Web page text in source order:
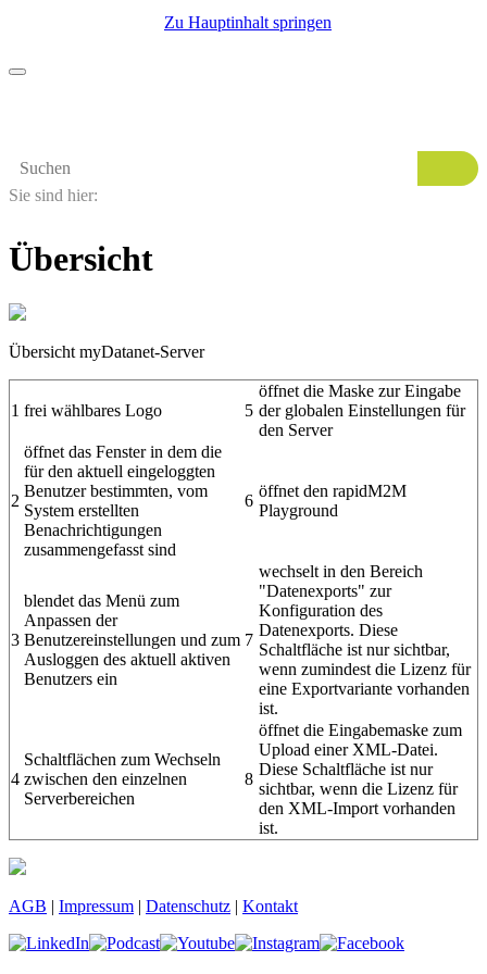
Zu Hauptinhalt springen
Sie sind hier:
Übersicht
Übersicht myDatanet-Server
1 frei wählbares Logo 5
öffnet die Maske zur Eingabe
der globalen Einstellungen für
den Server
2
öffnet das Fenster in dem die
für den aktuell eingeloggten
Benutzer bestimmten, vom
System erstellten
Benachrichtigungen
zusammengefasst sind
6
öffnet den rapidM2M
Playground
3
blendet das Menü zum
Anpassen der
Benutzereinstellungen und zum
Ausloggen des aktuell aktiven
Benutzers ein
7
wechselt in den Bereich
"Datenexports" zur
Konfiguration des
Datenexports. Diese
Schaltfläche ist nur sichtbar,
wenn zumindest die Lizenz für
eine Exportvariante vorhanden
ist.
4
Schaltflächen zum Wechseln
zwischen den einzelnen
Serverbereichen
8
öffnet die Eingabemaske zum
Upload einer XML-Datei.
Diese Schaltfläche ist nur
sichtbar, wenn die Lizenz für
den XML-Import vorhanden
ist.
AGB | Impressum | Datenschutz | Kontakt